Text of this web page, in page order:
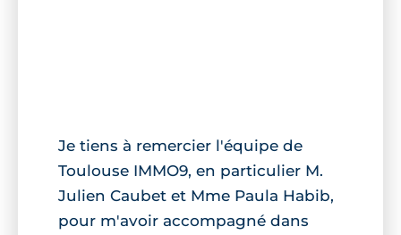
Je tiens à remercier l'équipe de
Toulouse IMMO9, en particulier M.
Julien Caubet et Mme Paula Habib,
pour m'avoir accompagné dans